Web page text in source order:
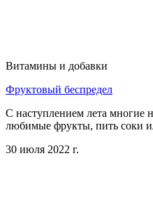
Витамины и добавки
Фруктовый беспредел
С наступлением лета многие
любимые фрукты, пить соки
30 июля 2022 г.